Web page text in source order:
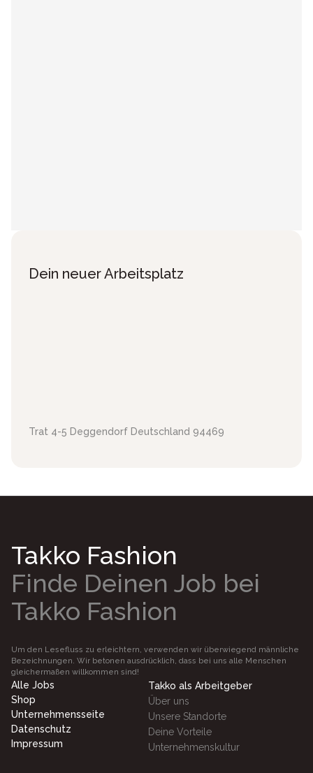
Dein neuer Arbeitsplatz
Trat 4-5 Deggendorf Deutschland 94469
Takko Fashion
Finde Deinen Job bei
Takko Fashion
Um den Lesefluss zu erleichtern, verwenden wir überwiegend männliche
Bezeichnungen. Wir betonen ausdrücklich, dass bei uns alle Menschen
gleichermaßen willkommen sind!
Alle Jobs
Shop
Unternehmensseite
Datenschutz
Impressum
Takko als Arbeitgeber
Über uns
Unsere Standorte
Deine Vorteile
Unternehmenskultur